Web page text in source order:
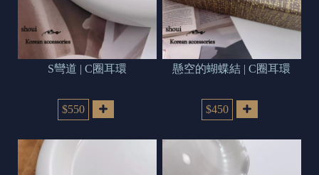
S彎道 | C圈耳環
$550
懸空的蝴蝶結 | C圈耳環
$450